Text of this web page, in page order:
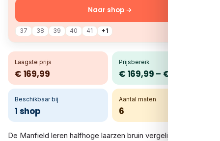
37 38 39 40 41 +1
Naar shop →
Laagste prijs
€ 169,99
Prijsbereik
€ 169,99 – € 169,99
Beschikbaar bij
1 shop
Aantal maten
6
De Manfield leren halfhoge laarzen bruin vergelijk je bij 1